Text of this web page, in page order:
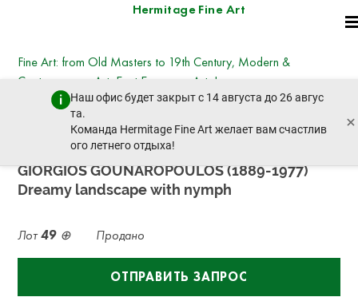
Hermitage Fine Art
Наш офис будет закрыт с 14 августа до 26 авгус
та.
Команда Hermitage Fine Art желает вам счастлив
ого летнего отдыха!
×
Fine Art: from Old Masters to 19th Century, Modern &
Contemporary Art, East European Art, Icons
вторник, 25 июня 2024 г. - 14:30
пред. лот след. лот
GIORGIOS GOUNAROPOULOS (1889-1977)
Dreamy landscape with nymph
Лот49 Продано
ОТПРАВИТЬ ЗАПРОС